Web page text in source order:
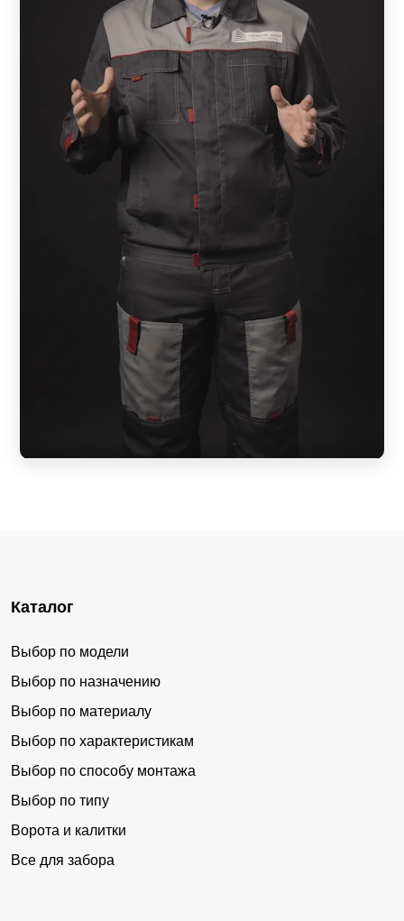
Каталог
Выбор по модели
Выбор по назначению
Выбор по материалу
Выбор по характеристикам
Выбор по способу монтажа
Выбор по типу
Ворота и калитки
Все для забора